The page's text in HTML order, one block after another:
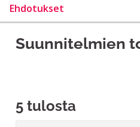
Ehdotukset
Suunnitelmien
5 tulosta